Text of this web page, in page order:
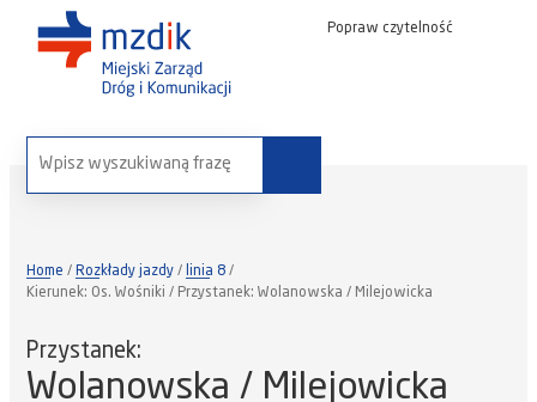
Popraw czytelność
wyszukaj na stronie:
Home Rozkłady jazdy
linia 8
Kierunek: Os. Wośniki / Przystanek: Wolanowska / Milejowicka
Przystanek:
Wolanowska / Milejowicka